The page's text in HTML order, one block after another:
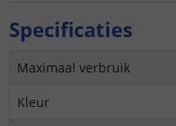
Specificaties
Maximaal verbruik
Kleur